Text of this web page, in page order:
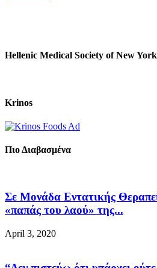
Hellenic Medical Society of New York
Krinos
Πιο Διαβασμένα
Σε Μονάδα Εντατικής
«παπάς του λαού» της...
April 3, 2020